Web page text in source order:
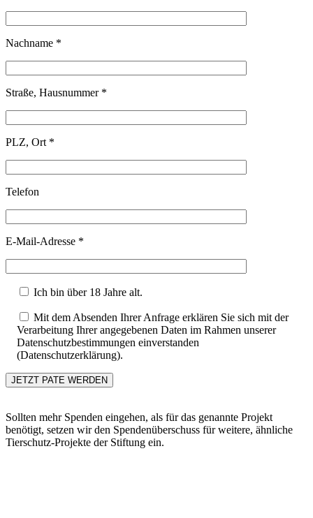
Nachname *
Straße, Hausnummer *
PLZ, Ort *
Telefon
E-Mail-Adresse *
Ich bin über 18 Jahre alt.
Mit dem Absenden Ihrer Anfrage erklären Sie sich mit der
Verarbeitung Ihrer angegebenen Daten im Rahmen unserer
Datenschutzbestimmungen einverstanden
(Datenschutzerklärung).
Sollten mehr Spenden eingehen, als für das genannte Projekt
benötigt, setzen wir den Spendenüberschuss für weitere, ähnliche
Tierschutz-Projekte der Stiftung ein.